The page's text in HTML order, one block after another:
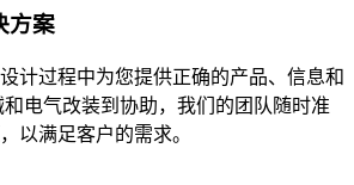
方案
计过程中为您提供正确的产品、信息和
电气改装到协助，我们的团队随时准
以满足客户的需求。